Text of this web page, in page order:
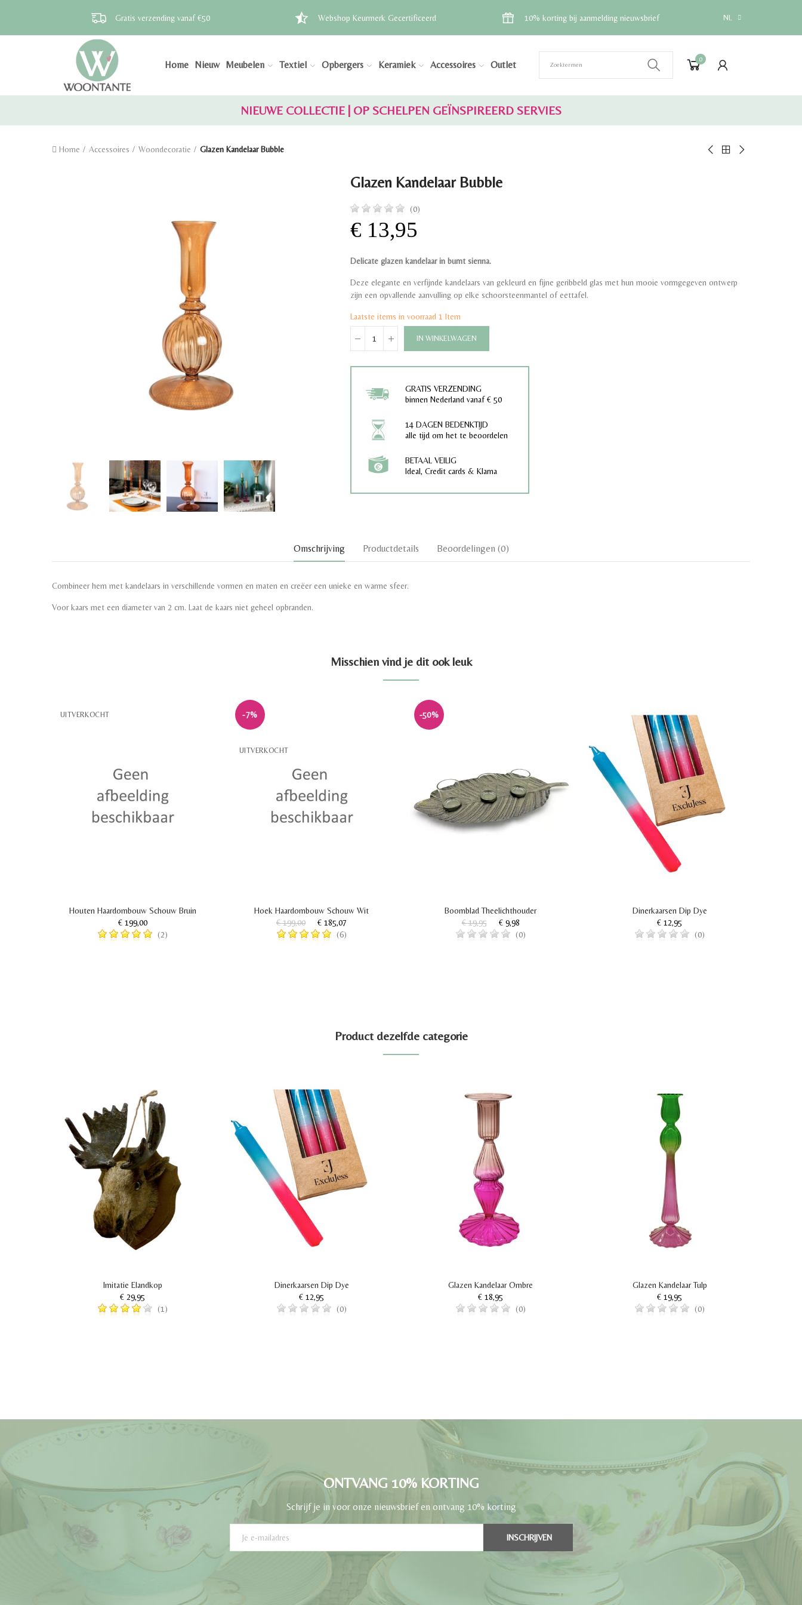
Gratis verzending vanaf €50 Webshop Keurmerk Gecertificeerd 10% korting bij aanmelding nieuwsbrief NL
Home Nieuw Meubelen Textiel Opbergers Keramiek Accessoires Outlet 0
NIEUWE COLLECTIE | OP SCHELPEN GEÏNSPIREERD SERVIES
Home Accessoires Woondecoratie Glazen Kandelaar Bubble
Glazen Kandelaar Bubble
(0)
€ 13,95
Delicate glazen kandelaar in burnt sienna.
Deze elegante en verfijnde kandelaars van gekleurd en fijne geribbeld glas met hun mooie vormgegeven ontwerp
zijn een opvallende aanvulling op elke schoorsteenmantel of eettafel.
Laatste items in voorraad 1 Item
IN WINKELWAGEN
GRATIS VERZENDING
binnen Nederland vanaf € 50
14 DAGEN BEDENKTIJD
alle tijd om het te beoordelen
BETAAL VEILIG
Ideal, Credit cards & Klarna
Omschrijving Productdetails Beoordelingen (0)
Combineer hem met kandelaars in verschillende vormen en maten en creëer een unieke en warme sfeer.
Voor kaars met een diameter van 2 cm. Laat de kaars niet geheel opbranden.
Misschien vind je dit ook leuk
UITVERKOCHT
Houten Haardombouw Schouw Bruin
€ 199,00
(2)
-7%
UITVERKOCHT
Hoek Haardombouw Schouw Wit
€ 199,00
€ 185,07
(6)
-50%
Boomblad Theelichthouder
€ 19,95
€ 9,98
(0)
Dinerkaarsen Dip Dye
€ 12,95
(0)
Product dezelfde categorie
Imitatie Elandkop
€ 29,95
(1)
Dinerkaarsen Dip Dye
€ 12,95
(0)
Glazen Kandelaar Ombre
€ 18,95
(0)
Glazen Kandelaar Tulp
€ 19,95
(0)
ONTVANG 10% KORTING
Schrijf je in voor onze nieuwsbrief en ontvang 10% korting
INSCHRIJVEN